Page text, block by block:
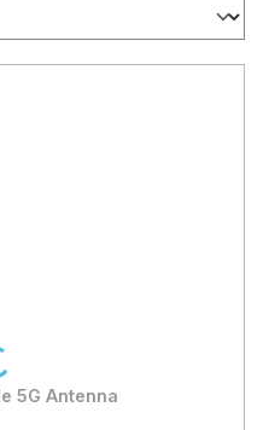
5G Antenna